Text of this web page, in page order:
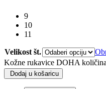
9
10
11
Velikost št.
Kožne rukavice DOHA količina
Dodaj u košaricu